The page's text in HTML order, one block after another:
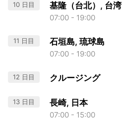
10 日目 基隆（台北）, 台湾
07:00 - 19:00
11 日目 石垣島, 琉球島
07:00 - 19:00
12 日目 クルージング
13 日目 長崎, 日本
07:00 - 15:00